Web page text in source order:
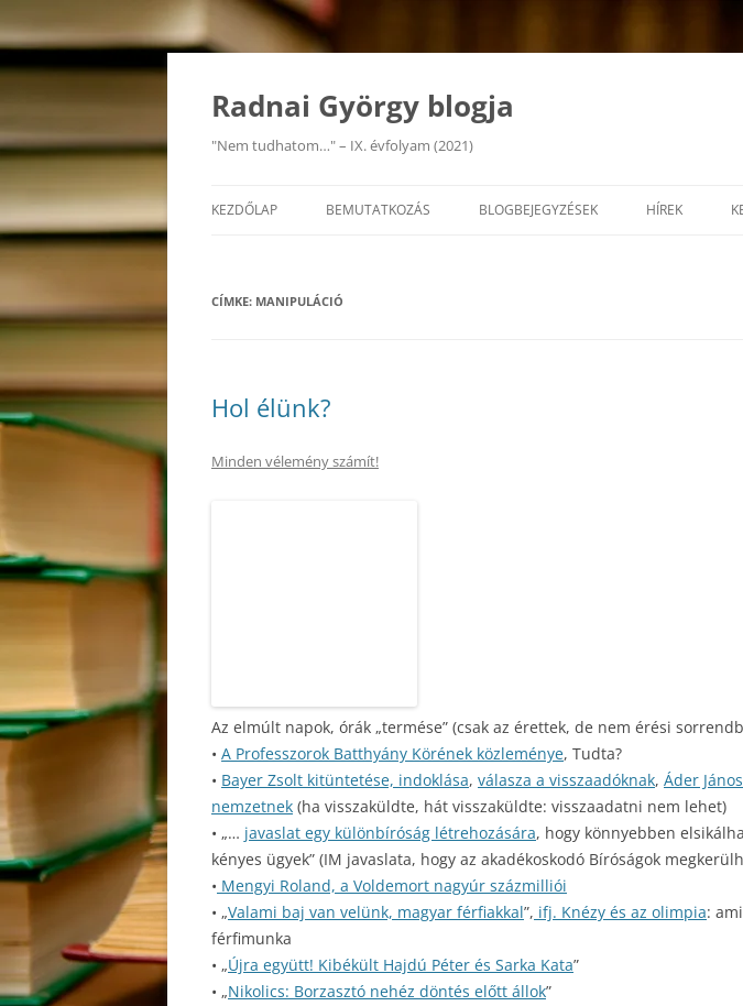
Kilépés
tartalomba
Radnai György blogja
"Nem tudhatom…" – IX. évfolyam (2021)
KEZDŐLAP BEMUTATKOZÁS BLOGBEJEGYZÉSEK HÍREK
CÍMKE: MANIPULÁCIÓ
Hol élünk?
Minden vélemény számít!
Az elmúlt napok, órák „termése” (csak az érettek, de nem érési
• A Professzorok Batthyány Körének közleménye, Tudta?
• Bayer Zsolt kitüntetése, indoklása, válasza a visszaadóknak, Áder
nemzetnek (ha visszaküldte, hát visszaküldte: visszaadatni nem lehet)
• „… javaslat egy különbíróság létrehozására, hogy könnyebben
kényes ügyek” (IM javaslata, hogy az akadékoskodó Bíróságok
• Mengyi Roland, a Voldemort nagyúr százmilliói
• „Valami baj van velünk, magyar férfiakkal”, ifj. Knézy és az olimpia:
férfimunka
• „Újra együtt! Kibékült Hajdú Péter és Sarka Kata”
• „Nikolics: Borzasztó nehéz döntés előtt állok”